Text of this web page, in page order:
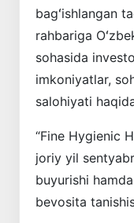
bagʻishlangan
rahbariga
sohasida
imkoniyatlar,
salohiyati
“Fine Hygienic
joriy yil
buyurishi
bevosita